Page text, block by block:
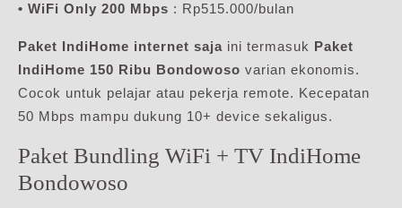
• WiFi Only 200 Mbps : Rp515.000/bulan
Paket IndiHome internet saja ini termasuk Paket
IndiHome 150 Ribu Bondowoso varian ekonomis.
Cocok untuk pelajar atau pekerja remote. Kecepatan
50 Mbps mampu dukung 10+ device sekaligus.
Paket Bundling WiFi + TV IndiHome
Bondowoso